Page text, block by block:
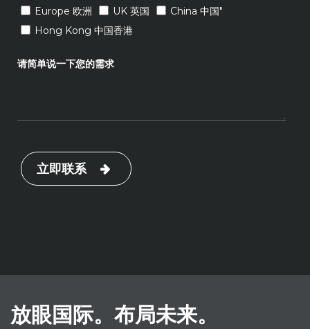
Europe 欧洲
UK 英国
China 中国"
Hong Kong 中国香港
请简单说一下您的需求
立即联系
放眼国际。布局未来。